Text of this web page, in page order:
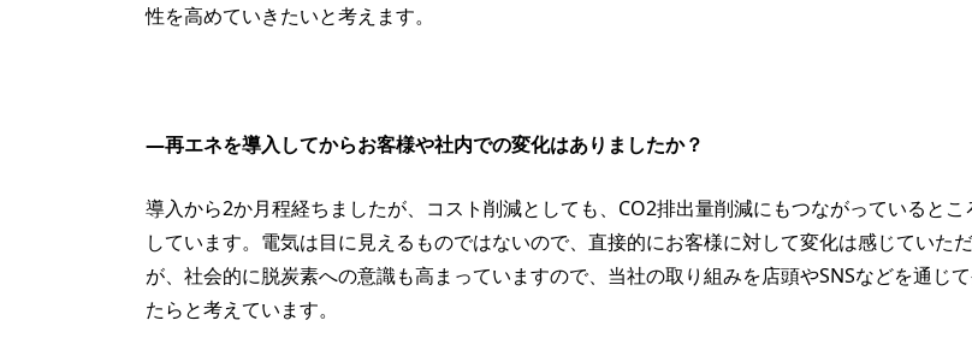
性を高めていきたいと考えます。
—再エネを導入してからお客様や社内での変化はありましたか？
導入から2か月程経ちましたが、コスト削減としても、CO2排出量削減にもつながっているとこ
しています。電気は目に見えるものではないので、直接的にお客様に対して変化は感じていた
が、社会的に脱炭素への意識も高まっていますので、当社の取り組みを店頭やSNSなどを通じ
たらと考えています。